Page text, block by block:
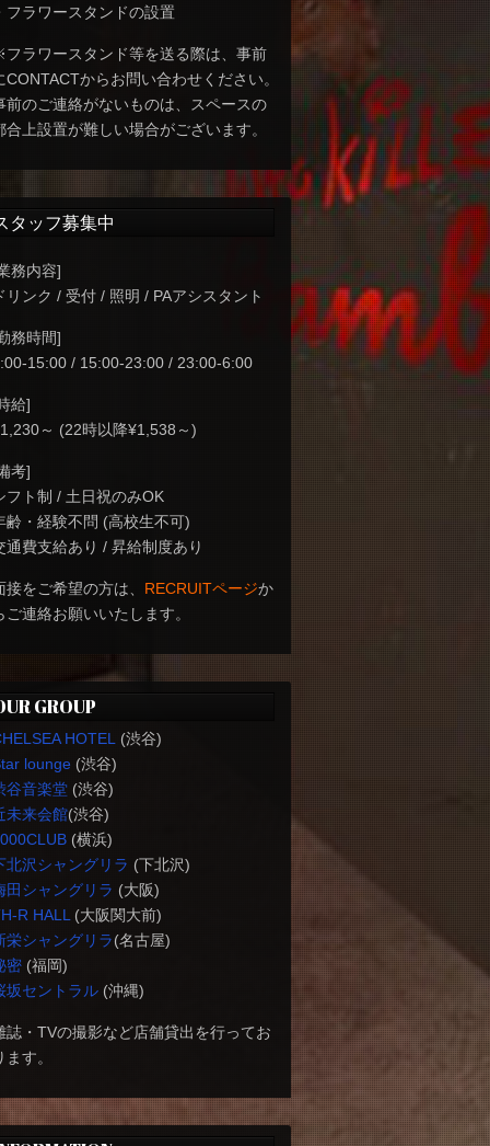
フラワースタンドの設置
ラワースタンド等を送る際は、事前
CONTACTからお問い合わせください。
前のご連絡がないものは、スペースの
合上設置が難しい場合がございます。
タッフ募集中
務内容]
リンク / 受付 / 照明 / PAアシスタント
務時間]
15:00 / 15:00-23:00 / 23:00-6:00
給]
～ (22時以降¥1,538～)
考]
フト制 / 土日祝のみOK
齢・経験不問 (高校生不可)
通費支給あり / 昇給制度あり
接をご希望の方は、 RECRUITページか
ご連絡お願いいたします。
GROUP
HOTEL
(渋谷)
lounge(渋谷)
谷音楽堂(渋谷)
未来会館(渋谷)
(横浜)
北沢シャングリラ (下北沢)
田シャングリラ (大阪)
R HALL (大阪関大前)
栄シャングリラ(名古屋)
密(福岡)
坂セントラル(沖縄)
誌・TVの撮影など店舗貸出を行ってお
ます。